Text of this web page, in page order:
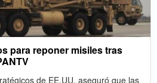
para reponer misiles tras
de EE.UU. aseguró que las